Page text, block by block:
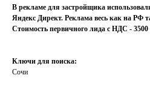
В рекламе для застройщика
Яндекс Директ. Реклама весь как на РФ
Стоимость первичного лида с НДС - 3500
Ключи для поиска:
Сочи